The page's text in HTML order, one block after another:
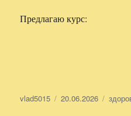
Предлагаю курс:
Автор
vlad5015 Опубликовано
20.06.2026